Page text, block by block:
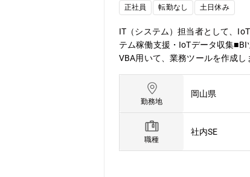
正社員 転勤なし 土日休み
IT（システム）担当者として、
テム稼働支援・IoTデータ収集
VBA用いて、業務ツールを作成
は海外担当の管理職の下に配属
勤務地
岡山県
職種
社内SE